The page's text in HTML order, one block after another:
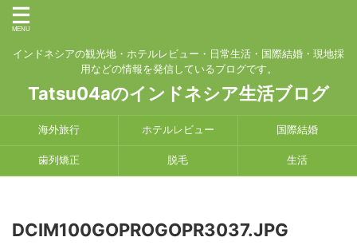
インドネシアの観光地・ホテルレビュー・日常生活・国際結婚・現地採
用などの情報を発信しているブログです。
Tatsu04aのインドネシア生活ブログ
海外旅行 ホテルレビュー 国際結婚
歯列矯正 脱毛 生活
DCIM100GOPROGOPR3037.JPG